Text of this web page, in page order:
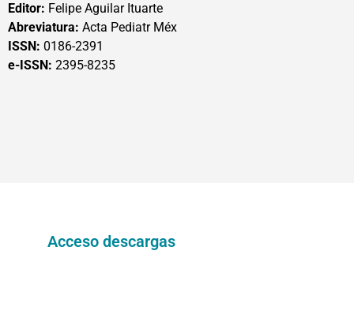
Editor: Felipe Aguilar Ituarte
Abreviatura: Acta Pediatr Méx
ISSN: 0186-2391
e-ISSN: 2395-8235
Acceso descargas